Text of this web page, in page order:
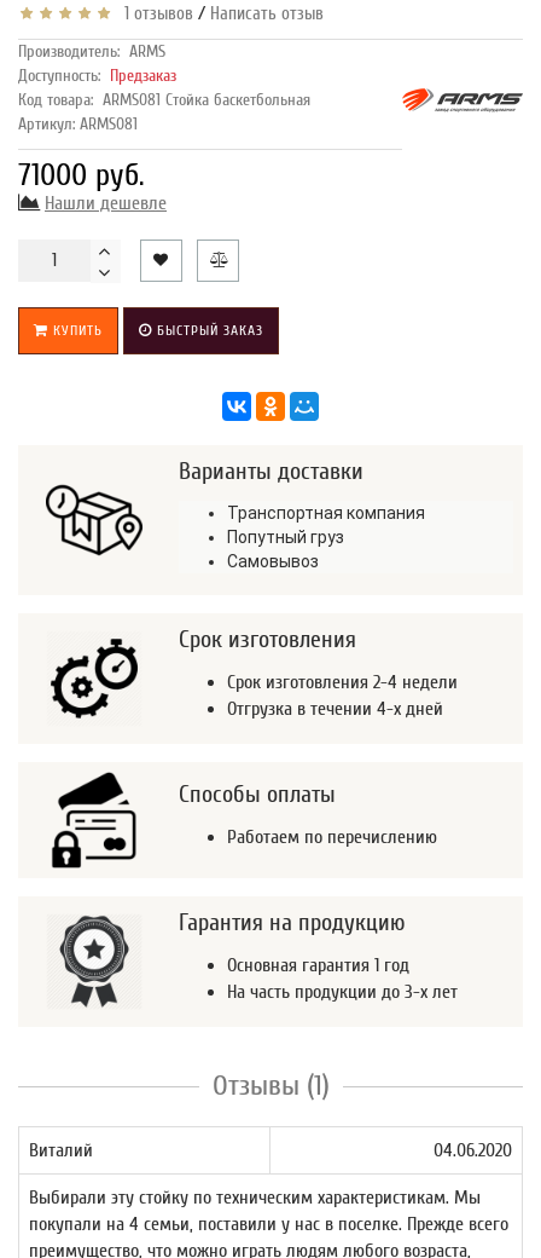
1 отзывов / Написать отзыв
Производитель: ARMS
Доступность: Предзаказ
Код товара: ARMS081 Стойка баскетбольная
Артикул: ARMS081
71000 руб.
Нашли дешевле
КУПИТЬ БЫСТРЫЙ ЗАКАЗ
Варианты доставки
Транспортная компания
Попутный груз
Самовывоз
Срок изготовления
Срок изготовления 2-4 недели
Отгрузка в течении 4-х дней
Способы оплаты
Работаем по перечислению
Гарантия на продукцию
Основная гарантия 1 год
На часть продукции до 3-х лет
Отзывы (1)
Виталий 04.06.2020
Выбирали эту стойку по техническим характеристикам. Мы
покупали на 4 семьи, поставили у нас в поселке. Прежде всего
преимущество, что можно играть людям любого возраста,